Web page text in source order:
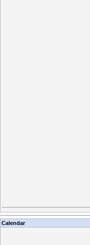
Calendar